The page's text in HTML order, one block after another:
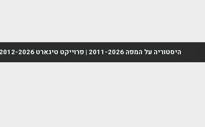
היסטוריה על המפה 2011-2026 | פרוייקט טיגארט 2012-2026| www.mapah.co.il | www.tegart.uk